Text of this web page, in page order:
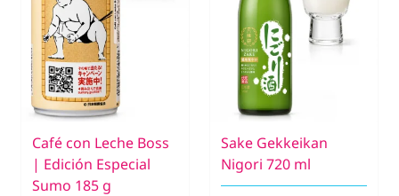
Café con Leche Boss
| Edición Especial
Sumo 185 g
Sake Gekkeikan
Nigori 720 ml